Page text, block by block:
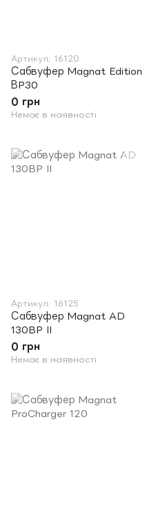
Артикул: 16120
Сабвуфер Magnat Edition
ВP30
0 грн
Немає в наявності
Артикул: 16125
Сабвуфер Magnat AD
130BP II
0 грн
Немає в наявності